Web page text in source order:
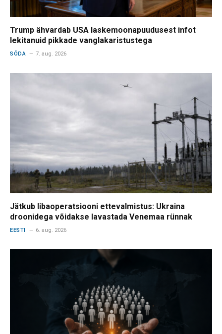
Trump ähvardab USA laskemoonapuudusest infot
lekitanuid pikkade vanglakaristustega
SÕDA 7. aug. 2026
Jätkub libaoperatsiooni ettevalmistus: Ukraina
droonidega võidakse lavastada Venemaa rünnak
EESTI 6. aug. 2026